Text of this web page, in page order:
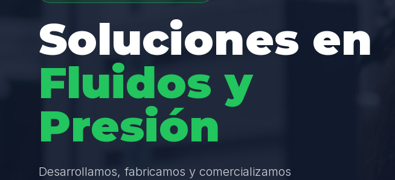
Soluciones en
Fluidos y
Presión
Desarrollamos, fabricamos y comercializamos